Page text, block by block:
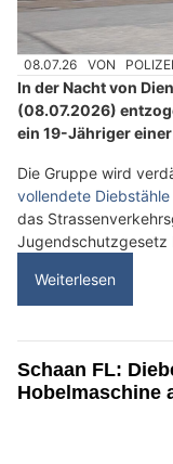
08.07.26 VON
In der Nacht von
(08.07.2026)
ein 19-Jähriger
Die Gruppe wird
vollendete Diebstähle
das
Jugendschutzgesetz
Weiterlesen
Schaan FL:
Hobelmaschine